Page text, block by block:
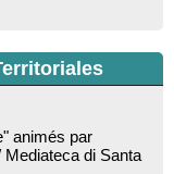
di Santa